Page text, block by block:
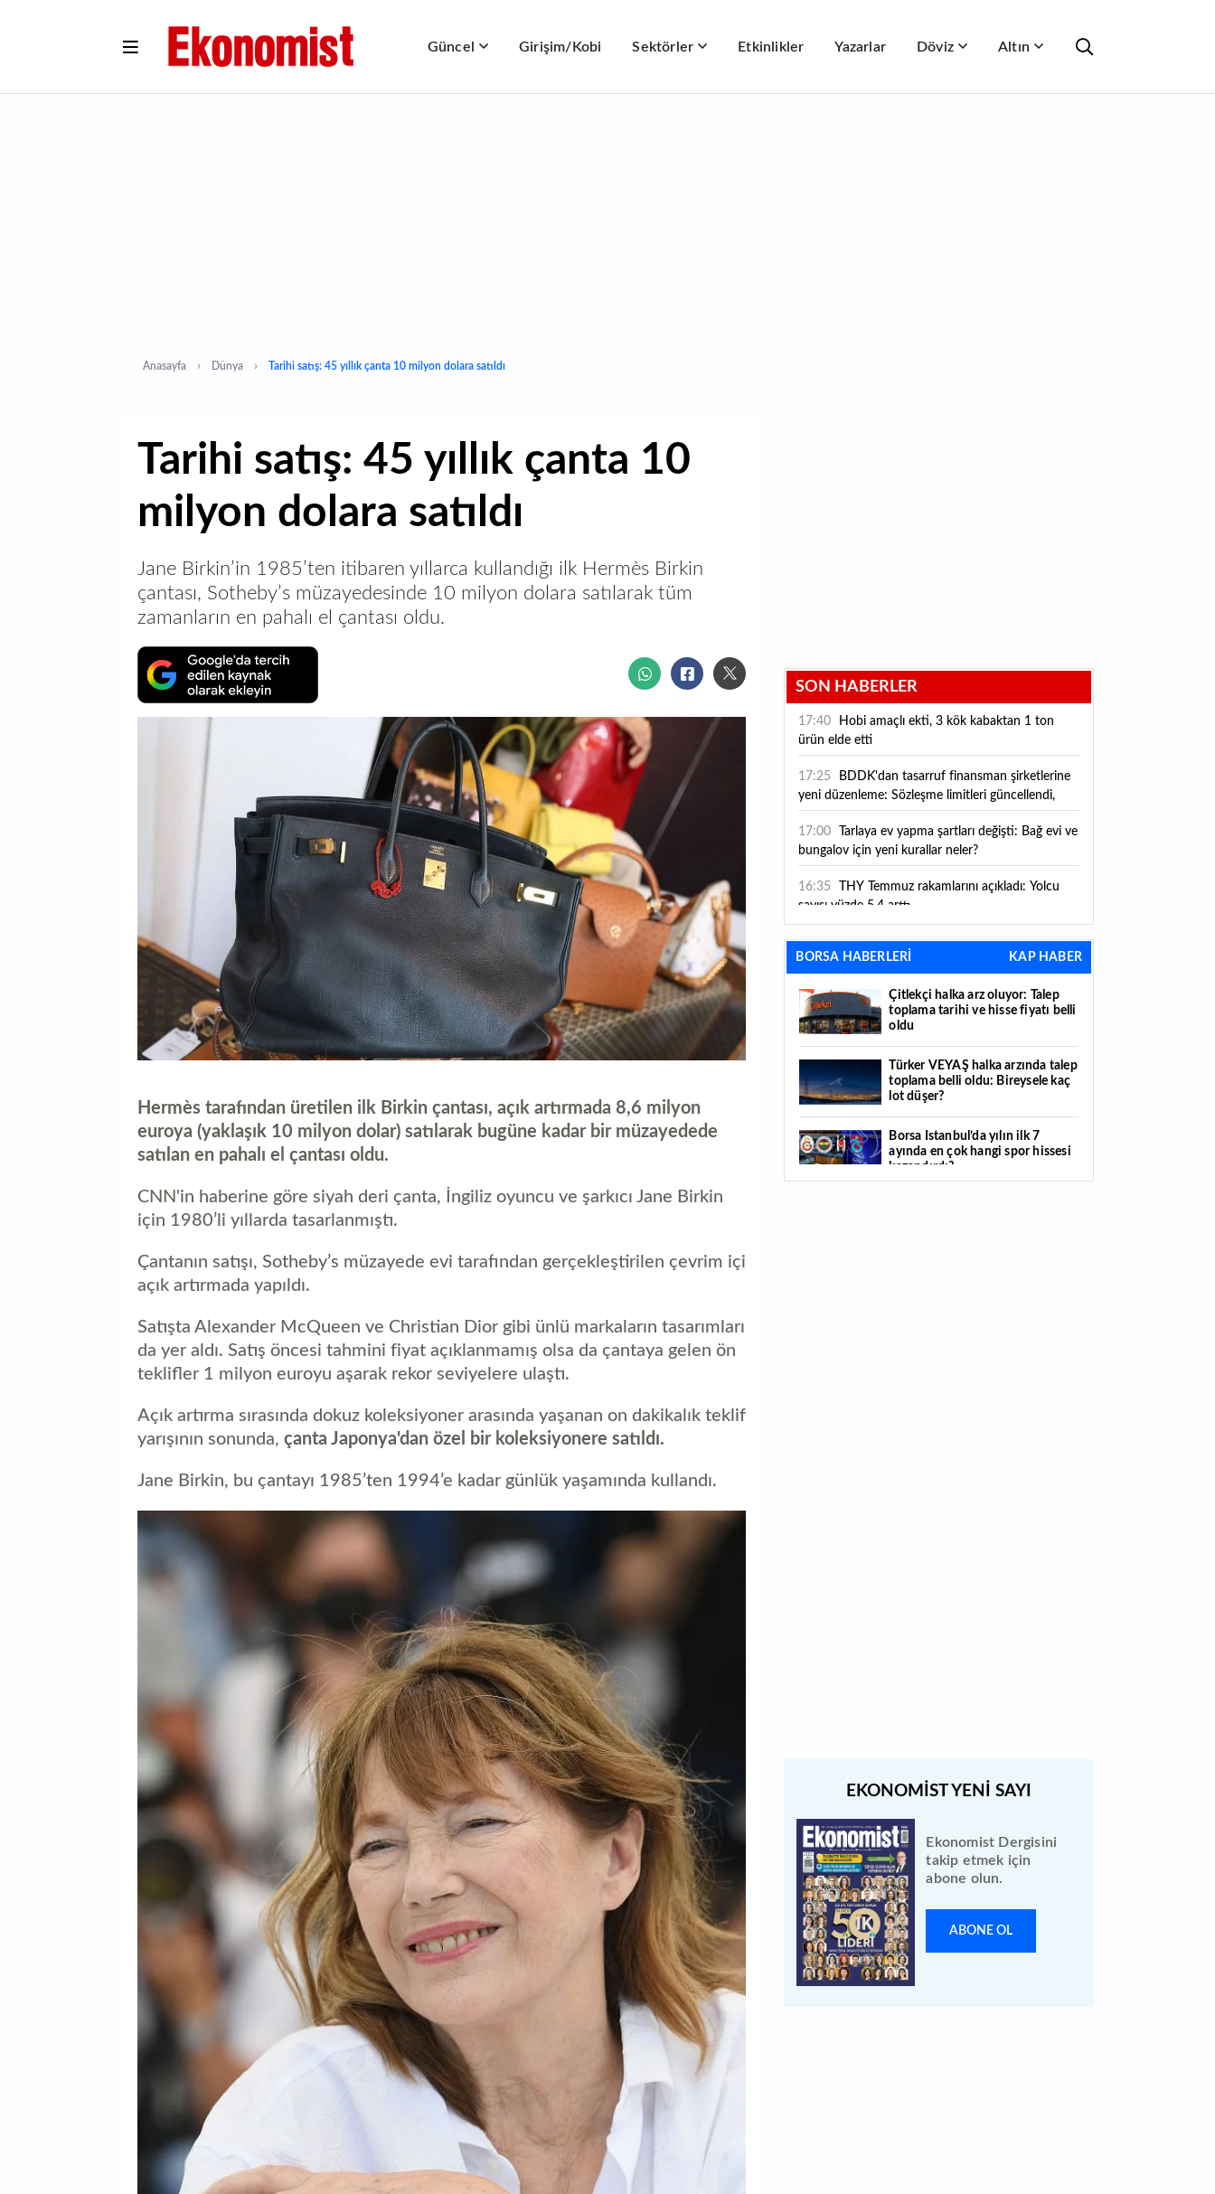
Güncel Girişim/Kobi Sektörler Etkinlikler Yazarlar Döviz Altın
Anasayfa Dünya Tarihi satış: 45 yıllık çanta 10 milyon dolara satıldı
Tarihi satış: 45 yıllık çanta 10
milyon dolara satıldı
Jane Birkin’in 1985’ten itibaren yıllarca kullandığı ilk Hermès Birkin
çantası, Sotheby’s müzayedesinde 10 milyon dolara satılarak tüm
zamanların en pahalı el çantası oldu.
Hermès tarafından üretilen ilk Birkin çantası, açık artırmada 8,6 milyon
euroya (yaklaşık 10 milyon dolar) satılarak bugüne kadar bir müzayedede
satılan en pahalı el çantası oldu.
CNN'in haberine göre siyah deri çanta, İngiliz oyuncu ve şarkıcı Jane Birkin
için 1980’li yıllarda tasarlanmıştı.
Çantanın satışı, Sotheby’s müzayede evi tarafından gerçekleştirilen çevrim içi
açık artırmada yapıldı.
Satışta Alexander McQueen ve Christian Dior gibi ünlü markaların tasarımları
da yer aldı. Satış öncesi tahmini fiyat açıklanmamış olsa da çantaya gelen ön
teklifler 1 milyon euroyu aşarak rekor seviyelere ulaştı.
Açık artırma sırasında dokuz koleksiyoner arasında yaşanan on dakikalık teklif
yarışının sonunda, çanta Japonya'dan özel bir koleksiyonere satıldı.
Jane Birkin, bu çantayı 1985’ten 1994’e kadar günlük yaşamında kullandı.
SON HABERLER
17:40
ürün elde etti
17:25
yeni düzenleme: Sözleşme limitleri güncellendi,
yeni kurallar yürürlüğe girdi
17:00
bungalov için yeni kurallar neler?
16:35
sayısı yüzde 5,4 arttı
16:27 Piyasaların beklediği veri geldi: ABD tarım
dışı istihdam rakamları açıklandı
16:24 Çitlekçi halka arz oluyor: Talep toplama
tarihi ve hisse fiyatı belli oldu
yapmak istediğini savundu
16:04 Boğaz’ın kıtaları birleştiren ruhu Memorial
16:01 Hafta sonu hava nasıl olacak?
BORSA HABERLERİ KAP HABER
Çitlekçi halka arz oluyor: Talep
toplama tarihi ve hisse fiyatı belli
oldu
Türker VEYAŞ halka arzında talep
toplama belli oldu: Bireysele kaç
lot düşer?
Borsa İstanbul’da yılın ilk 7
ayında en çok hangi spor hissesi
kazandırdı?
Ekonomist Dergisini
takip etmek için
abone olun.
ABONE OL